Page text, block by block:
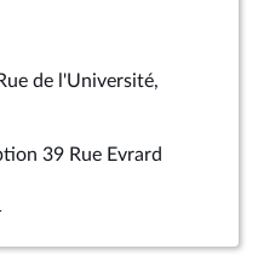
de l'Université,
39 Rue Evrard